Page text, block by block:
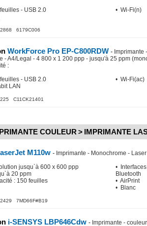
- USB 2.0
• Wi-Fi(n)
6179C006
WorkForce Pro EP-C800RDW - Imprimante
- A4/Legal - 4 800 x 1 200 ppp - jusqu'à 25 ppm
:
- USB 2.0
LAN
• Wi-Fi(ac)
C11CK21401
COULEUR > IMPRIMANTE
M110w - Imprimante - Monochrome -
jusqu`à 600 x 600 ppp
20 ppm
: 150 feuilles
•
Bluetooth
• AirPrint
• Blanc
7MD66F#B19
i-SENSYS LBP646Cdw - Imprimante -